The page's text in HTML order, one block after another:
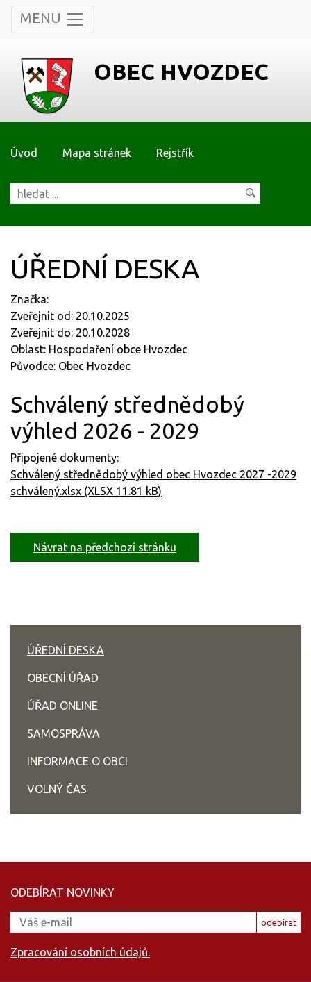
MENU
OBEC HVOZDEC
Úvod Mapa stránek Rejstřík
ÚŘEDNÍ DESKA
Značka:
Zveřejnit od: 20.10.2025
Zveřejnit do: 20.10.2028
Oblast: Hospodaření obce Hvozdec
Původce: Obec Hvozdec
Schválený střednědobý
výhled 2026 - 2029
Připojené dokumenty:
Schválený střednědobý výhled obec Hvozdec 2027 -2029
schválený.xlsx (XLSX 11.81 kB)
Návrat na předchozí stránku
ÚŘEDNÍ DESKA
OBECNÍ ÚŘAD
ÚŘAD ONLINE
SAMOSPRÁVA
INFORMACE O OBCI
VOLNÝ ČAS
ODEBÍRAT NOVINKY
odebírat
Zpracování osobních údajů.